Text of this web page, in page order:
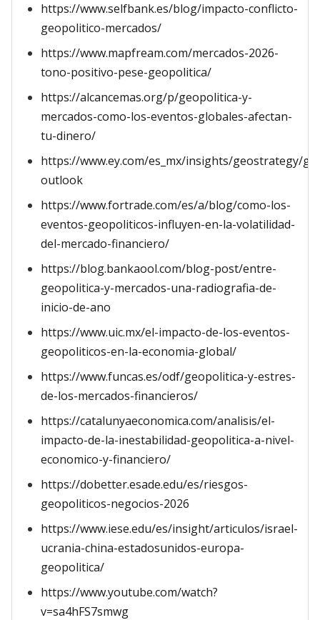
https://www.selfbank.es/blog/impacto-conflicto-
geopolitico-mercados/
https://www.mapfream.com/mercados-2026-
tono-positivo-pese-geopolitica/
https://alcancemas.org/p/geopolitica-y-
mercados-como-los-eventos-globales-afectan-
tu-dinero/
https://www.ey.com/es_mx/insights/geostrategy/
outlook
https://www.fortrade.com/es/a/blog/como-los-
eventos-geopoliticos-influyen-en-la-volatilidad-
del-mercado-financiero/
https://blog.bankaool.com/blog-post/entre-
geopolitica-y-mercados-una-radiografia-de-
inicio-de-ano
https://www.uic.mx/el-impacto-de-los-eventos-
geopoliticos-en-la-economia-global/
https://www.funcas.es/odf/geopolitica-y-estres-
de-los-mercados-financieros/
https://catalunyaeconomica.com/analisis/el-
impacto-de-la-inestabilidad-geopolitica-a-nivel-
economico-y-financiero/
https://dobetter.esade.edu/es/riesgos-
geopoliticos-negocios-2026
https://www.iese.edu/es/insight/articulos/israel-
ucrania-china-estadosunidos-europa-
geopolitica/
https://www.youtube.com/watch?
v=sa4hFS7smwg